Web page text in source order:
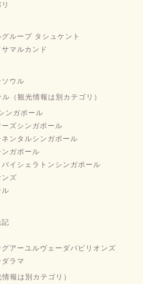
ループ タシュケント
マルカンド
ウル
（観光情報は別カテゴリ）
ンガポール
ズシンガポール
ンタルシンガポール
ガポール
イシェラトンシンガポール
ンズ
ル
記
アーユルヴェーダパビリオンズ
ラマ
報は別カテゴリ）